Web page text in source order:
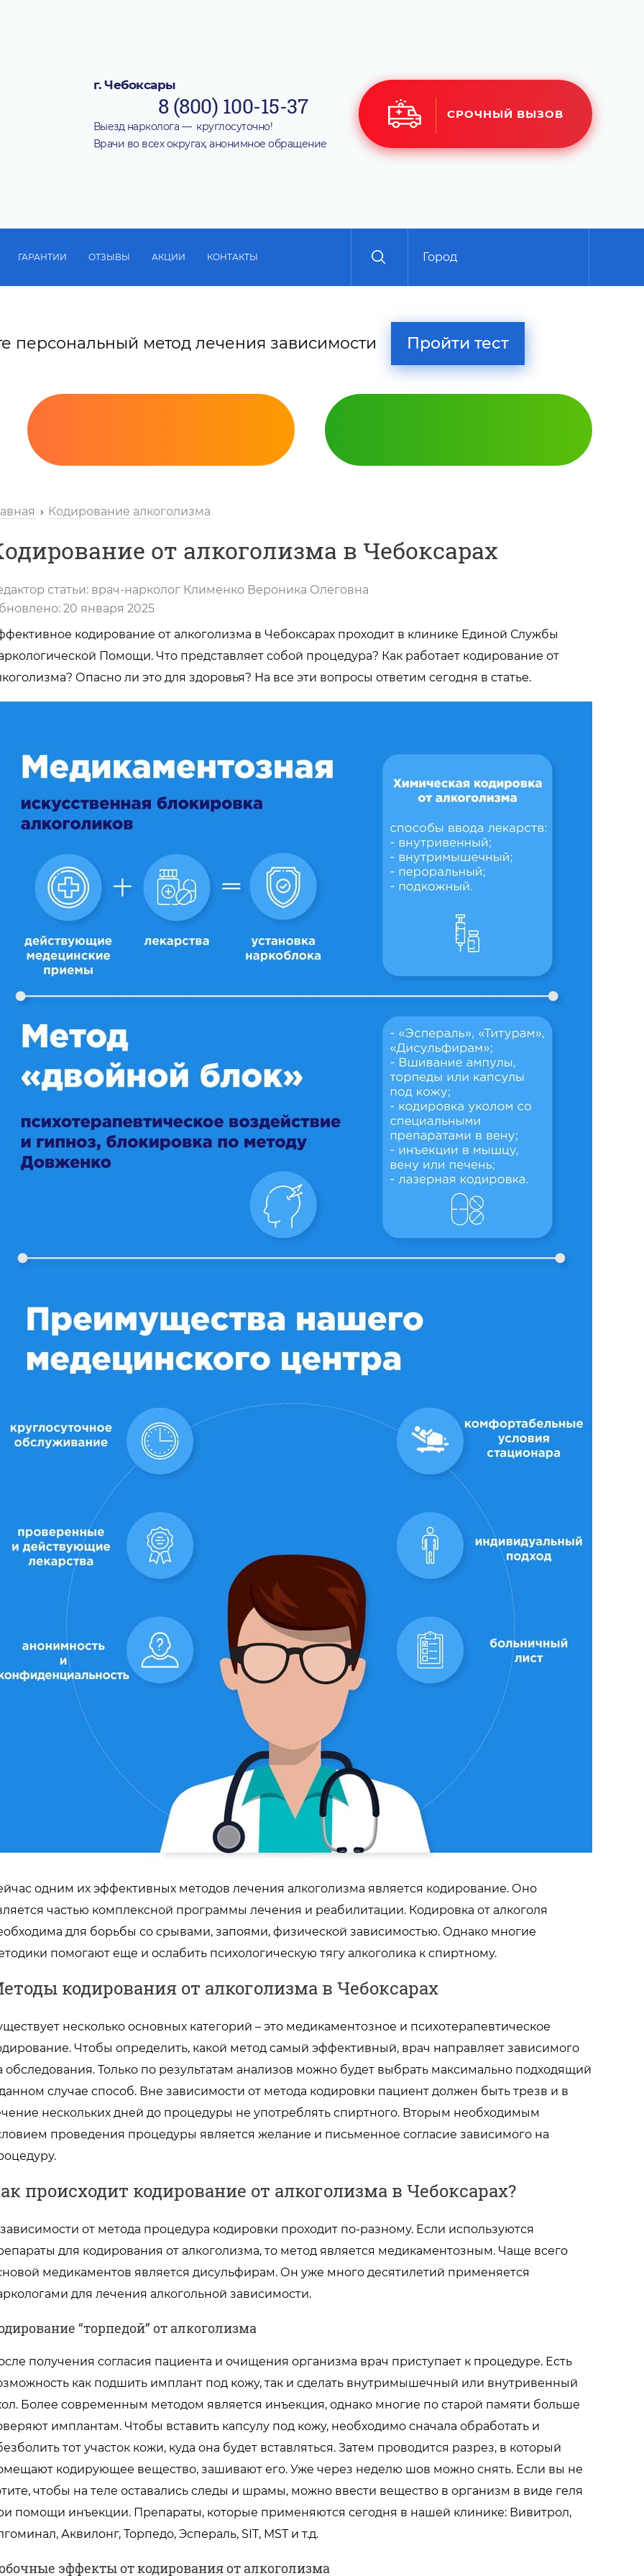
г. Чебоксары
8 (800) 100-15-37
Выезд нарколога — круглосуточно!
Врачи во всех округах, анонимное обращение
СРОЧНЫЙ ВЫЗОВ
ГАРАНТИИ ОТЗЫВЫ АКЦИИ КОНТАКТЫ Город
персональный метод лечения зависимости Пройти тест
Вызов нарколога
Кодирование алкоголизма
от алкоголизма в Чебоксарах
статьи: врач-нарколог Клименко Вероника Олеговна
20 января 2025
кодирование от алкоголизма в Чебоксарах проходит в клинике Единой Службы
Помощи. Что представляет собой процедура? Как работает кодирование от
Опасно ли это для здоровья? На все эти вопросы ответим сегодня в статье.
одним их эффективных методов лечения алкоголизма является кодирование. Оно
частью комплексной программы лечения и реабилитации. Кодировка от алкоголя
для борьбы со срывами, запоями, физической зависимостью. Однако многие
помогают еще и ослабить психологическую тягу алкоголика к спиртному.
кодирования от алкоголизма в Чебоксарах
несколько основных категорий – это медикаментозное и психотерапевтическое
Чтобы определить, какой метод самый эффективный, врач направляет зависимого
обследования. Только по результатам анализов можно будет выбрать максимально подходящий
случае способ. Вне зависимости от метода кодировки пациент должен быть трезв и в
нескольких дней до процедуры не употреблять спиртного. Вторым необходимым
проведения процедуры является желание и письменное согласие зависимого на
происходит кодирование от алкоголизма в Чебоксарах?
от метода процедура кодировки проходит по-разному. Если используются
для кодирования от алкоголизма, то метод является медикаментозным. Чаще всего
медикаментов является дисульфирам. Он уже много десятилетий применяется
для лечения алкогольной зависимости.
“торпедой” от алкоголизма
получения согласия пациента и очищения организма врач приступает к процедуре. Есть
как подшить имплант под кожу, так и сделать внутримышечный или внутривенный
Более современным методом является инъекция, однако многие по старой памяти больше
имплантам. Чтобы вставить капсулу под кожу, необходимо сначала обработать и
тот участок кожи, куда она будет вставляться. Затем проводится разрез, в который
кодирующее вещество, зашивают его. Уже через неделю шов можно снять. Если вы не
чтобы на теле оставались следы и шрамы, можно ввести вещество в организм в виде геля
помощи инъекции. Препараты, которые применяются сегодня в нашей клинике: Вивитрол,
Аквилонг, Торпедо, Эспераль, SIT, MST и т.д.
эффекты от кодирования от алкоголизма